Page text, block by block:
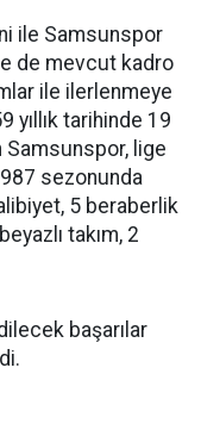
ile Samsunspor
de mevcut kadro
ile ilerlenmeye
yıllık tarihinde 19
Samsunspor, lige
sezonunda
5 beraberlik
takım, 2
başarılar